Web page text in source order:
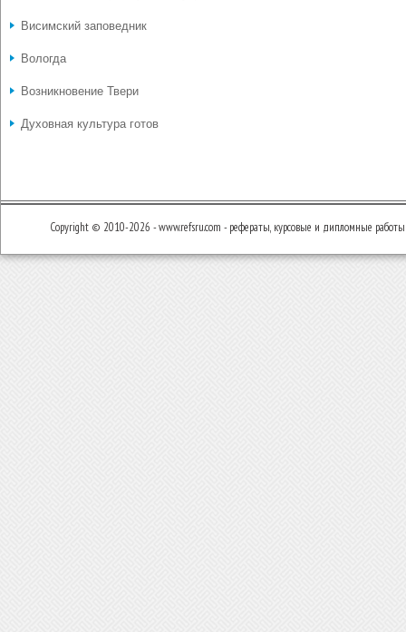
Висимский заповедник
Вологда
Возникновение Твери
Духовная культура готов
Copyright © 2010-2026 - www.refsru.com - рефераты, курсовые и дипломные работы